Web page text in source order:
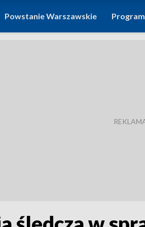
Powstanie Warszawskie